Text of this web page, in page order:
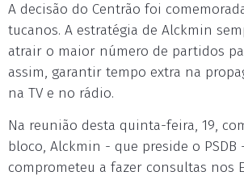
A decisão do Centrão foi
tucanos. A estratégia de Alckmin
atrair o maior número de partidos
assim, garantir tempo extra na
na TV e no rádio.
Na reunião desta quinta-feira, 19,
bloco, Alckmin - que preside o PSDB
comprometeu a fazer consultas nos